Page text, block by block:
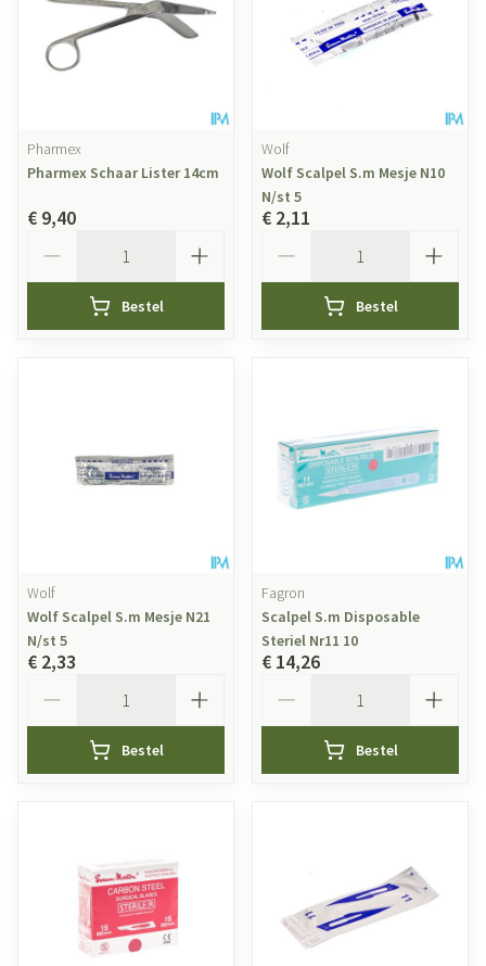
Pharmex
Pharmex Schaar Lister 14cm
€ 9,40
Bestel
Wolf
Wolf Scalpel S.m Mesje N10
N/st 5
€ 2,11
Bestel
Wolf
Wolf Scalpel S.m Mesje N21
N/st 5
€ 2,33
Bestel
Fagron
Scalpel S.m Disposable
Steriel Nr11 10
€ 14,26
Bestel